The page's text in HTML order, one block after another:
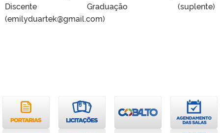
Discente Graduação (suplente)
(emilyduartek@gmail.com)